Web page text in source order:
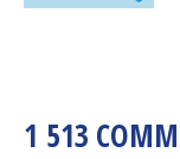
1 513